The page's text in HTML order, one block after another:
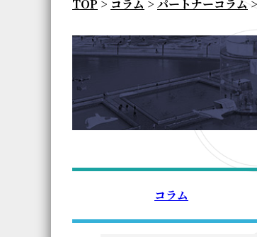
TOP > コラム > パートナーコラム
コラム